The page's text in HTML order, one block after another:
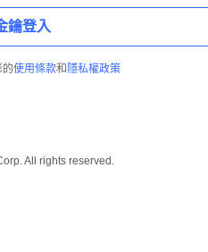
鑰登入
使用條款和 隱私權政策
All rights reserved.